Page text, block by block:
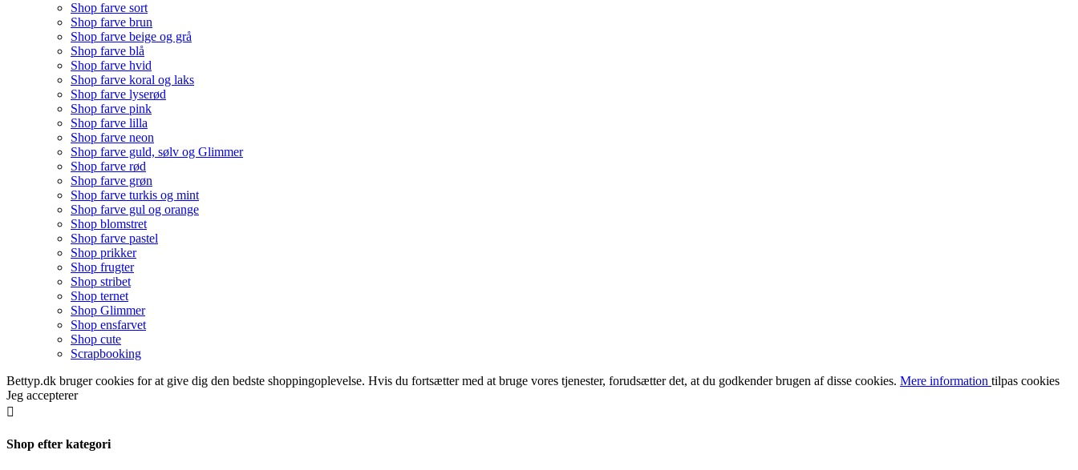
Shop farve sort
Shop farve brun
Shop farve beige og grå
Shop farve blå
Shop farve hvid
Shop farve koral og laks
Shop farve lyserød
Shop farve pink
Shop farve lilla
Shop farve neon
Shop farve guld, sølv og Glimmer
Shop farve rød
Shop farve grøn
Shop farve turkis og mint
Shop farve gul og orange
Shop blomstret
Shop farve pastel
Shop prikker
Shop frugter
Shop stribet
Shop ternet
Shop Glimmer
Shop ensfarvet
Shop cute
Scrapbooking
Bettyp.dk bruger cookies for at give dig den bedste shoppingoplevelse. Hvis du fortsætter med at bruge vores tjenester, forudsætter det, at du godkender brugen af disse cookies. Mere information tilpas cookies
Jeg accepterer

Shop efter kategori